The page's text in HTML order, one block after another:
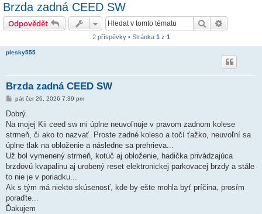
Brzda zadná CEED SW
Odpovědět Hledat
2 příspěvky • Stránka 1 z 1
plesky555
Brzda zadná CEED SW
P
í
p
ě
e
k
pát čer 26, 2026 7:39 pm
Dobrý.
Na mojej Kii ceed sw mi úplne neuvoľnuje v pravom zadnom kolese
strmeň, či ako to nazvať. Proste zadné koleso a točí ťažko, neuvoľní sa
úplne tlak na obloženie a následne sa prehrieva...
Už bol vymenený strmeň, kotúč aj obloženie, hadička privádzajúca
brzdovú kvapalinu aj urobený reset elektronickej parkovacej brzdy a stále
to nie je v poriadku...
Ak s tým má niekto skúsenosť, kde by ešte mohla byť príčina, prosím
poraďte...
Ďakujem